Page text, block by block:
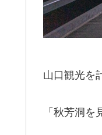
山口観光を
「秋芳洞